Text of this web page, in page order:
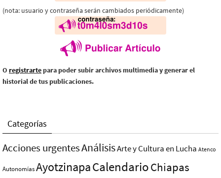
(nota: usuario y contraseña serán cambiados periódicamente)
O registrarte para poder subir archivos multimedia y generar el
historial de tus publicaciones.
Categorías
Acciones urgentesAnálisisArte y Cultura en Lucha Atenco
AutonomíasAyotzinapaCalendarioChiapas